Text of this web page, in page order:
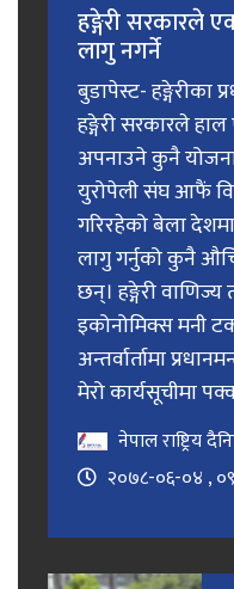
हङ्गेरी सरकारले
लागु नगर्ने
बुडापेस्ट- हङ्गेरीका
हङ्गेरी सरकारले हाल
अपनाउने कुनै
युरोपेली संघ आफैं
गरिरहेको बेला
लागु गर्नुको कुनै
छन्। हङ्गेरी वाणिज्य
इकोनोमिक्स मनी
अन्तर्वार्तामा
मेरो कार्यसूचीमा
नेपाल राष्ट्रिय
२०७८-०६-०४ ,